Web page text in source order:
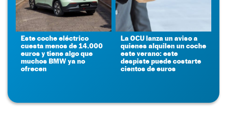
Este coche eléctrico
cuesta menos de 14.000
euros y tiene algo que
muchos BMW ya no
ofrecen
La OCU lanza un aviso a
quienes alquilen un coche
este verano: este
despiste puede costarte
cientos de euros